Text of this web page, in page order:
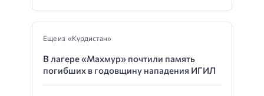
Еще из «Курдистан»
В лагере «Махмур» почтили память
погибших в годовщину нападения ИГИЛ